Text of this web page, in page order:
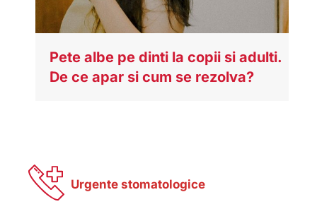
Pete albe pe dinti la copii si adulti.
De ce apar si cum se rezolva?
Urgente stomatologice